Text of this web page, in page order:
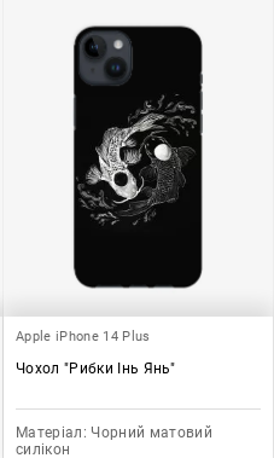
Apple iPhone 14 Plus
Чохол "Рибки Інь Янь"
Матеріал: Чорний матовий
силікон